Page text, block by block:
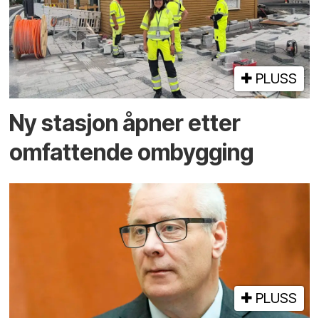
PLUSS
Ny stasjon åpner etter
omfattende ombygging
PLUSS